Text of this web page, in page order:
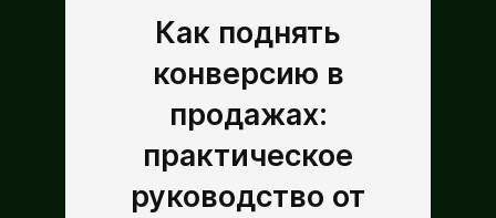
Как поднять
конверсию в
продажах:
практическое
руководство от